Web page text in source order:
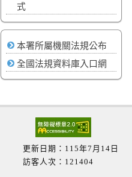
式
本署所屬機關法規公布
全國法規資料庫入口網
更新日期：115年7月14日
訪客人次：121404